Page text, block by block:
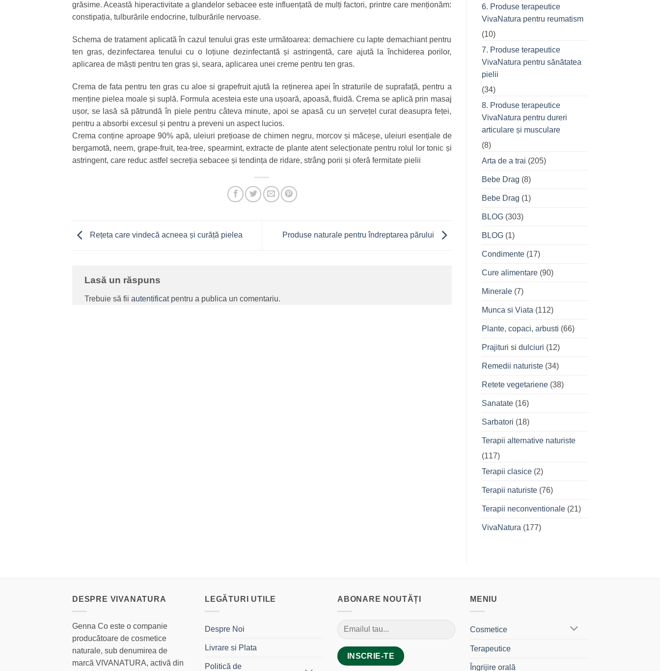
grăsime. Această hiperactivitate a glandelor sebacee este influențată de mulți factori, printre care menționăm:
constipația, tulburările endocrine, tulburările nervoase.
Schema de tratament aplicată în cazul tenului gras este următoarea: demachiere cu lapte demachiant pentru
ten gras, dezinfectarea tenului cu o loțiune dezinfectantă și astringentă, care ajută la închiderea porilor,
aplicarea de măști pentru ten gras și, seara, aplicarea unei creme pentru ten gras.
Crema de fata pentru ten gras cu aloe si grapefruit ajută la reținerea apei în straturile de suprafață, pentru a
menține pielea moale și suplă. Formula acesteia este una ușoară, apoasă, fluidă. Crema se aplică prin masaj
ușor, se lasă să pătrundă în piele pentru câteva minute, apoi se apasă cu un șervețel curat deasupra feței,
pentru a absorbi excesul și pentru a preveni un aspect lucios.
Crema conține aproape 90% apă, uleiuri prețioase de chimen negru, morcov și măceșe, uleiuri esențiale de
bergamotă, neem, grape-fruit, tea-tree, spearmint, extracte de plante atent selecționate pentru rolul lor tonic și
astringent, care reduc astfel secreția sebacee și tendința de ridare, strâng porii și oferă fermitate pielii
Rețeta care vindecă acneea și curăță pielea Produse naturale pentru îndreptarea părului
Lasă un răspuns
Trebuie să fii autentificatpentru a publica un comentariu.
6. Produse terapeutice
VivaNatura pentru reumatism
(10)
7. Produse terapeutice
VivaNatura pentru sănătatea
pielii
(34)
8. Produse terapeutice
VivaNatura pentru dureri
articulare și musculare
(8)
Arta de a trai (205)
Bebe Drag (8)
Bebe Drag (1)
BLOG(303)
BLOG(1)
Condimente(17)
Cure alimentare(90)
Minerale(7)
Munca si Viata (112)
Plante, copaci, arbusti (66)
Prajituri si dulciuri (12)
Remedii naturiste(34)
Retete vegetariene(38)
Sanatate(16)
Sarbatori (18)
Terapii alternative naturiste
(117)
Terapii clasice(2)
Terapii naturiste(76)
Terapii neconventionale(21)
VivaNatura (177)
DESPRE VIVANATURA
Genna Co este o companie
producătoare de cosmetice
naturale, sub denumirea de
marcă VIVANATURA, activă din
LEGĂTURI UTILE
Despre Noi
Livrare si Plata
Politică de
ABONARE NOUTĂȚI MENIU
Cosmetice
Terapeutice
Îngrijire orală